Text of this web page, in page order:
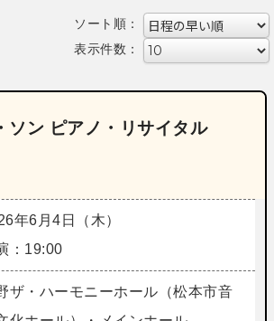
ソート順：
表示件数：
ソン ピアノ・リサイタル
年6月4日（木）
：19:00
ザ・ハーモニーホール（松本市音